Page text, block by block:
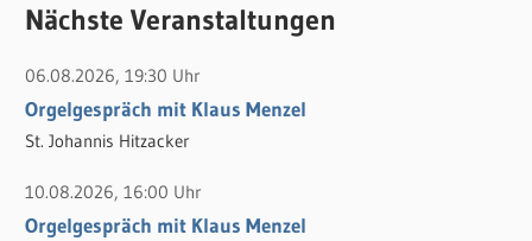
h
n
n
a
c
h
Nächste Veranstaltungen
06.08.2026, 19:30 Uhr
Orgelgespräch mit Klaus Menzel
St. Johannis Hitzacker
10.08.2026, 16:00 Uhr
Orgelgespräch mit Klaus Menzel